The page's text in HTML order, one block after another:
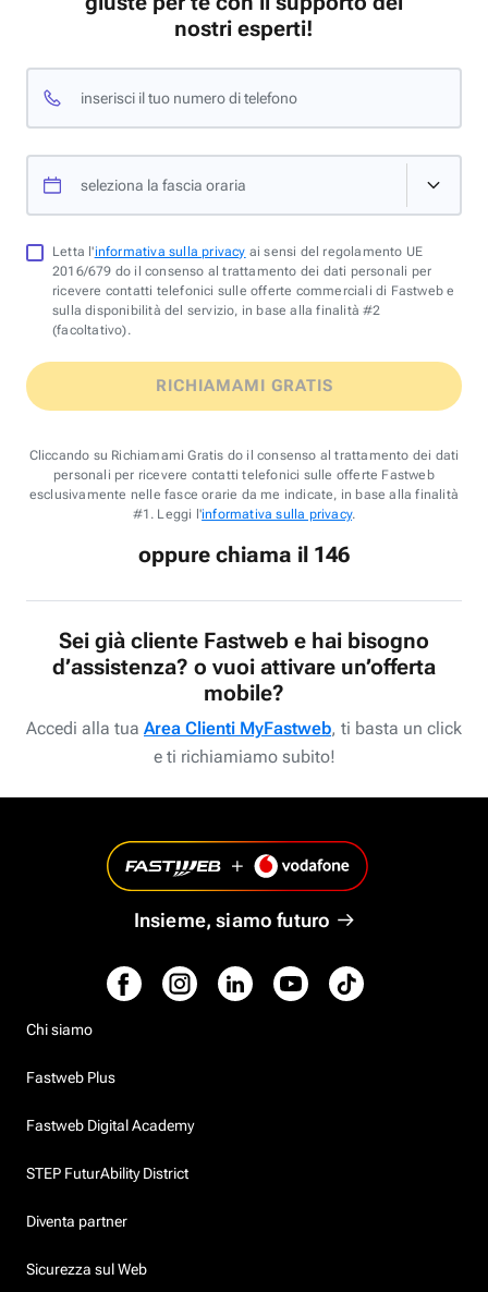
nostri esperti!
inserisci il tuo numero di telefono
seleziona la fascia oraria
Letta l'informativa sulla privacy ai sensi del regolamento UE
2016/679 do il consenso al trattamento dei dati personali per
ricevere contatti telefonici sulle offerte commerciali di Fastweb e
sulla disponibilità del servizio, in base alla finalità #2
(facoltativo).
RICHIAMAMI GRATIS
Cliccando su Richiamami Gratis do il consenso al trattamento dei dati
personali per ricevere contatti telefonici sulle offerte Fastweb
esclusivamente nelle fasce orarie da me indicate, in base alla finalità
#1. Leggi l'informativa sulla privacy.
oppure chiama il 146
Sei già cliente Fastweb e hai bisogno
d’assistenza? o vuoi attivare un’offerta
mobile?
Accedi alla tua Area Clienti MyFastweb, ti basta un click
e ti richiamiamo subito!
Insieme, siamo futuro
Chi siamo
Fastweb Plus
Fastweb Digital Academy
STEP FuturAbility District
Diventa partner
Sicurezza sul Web